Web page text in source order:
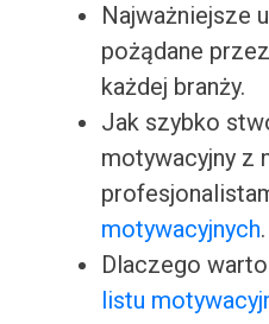
Najważniejsze
pożądane
każdej branży.
Jak szybko
motywacyjny z
motywacyjnych.
Dlaczego
listu